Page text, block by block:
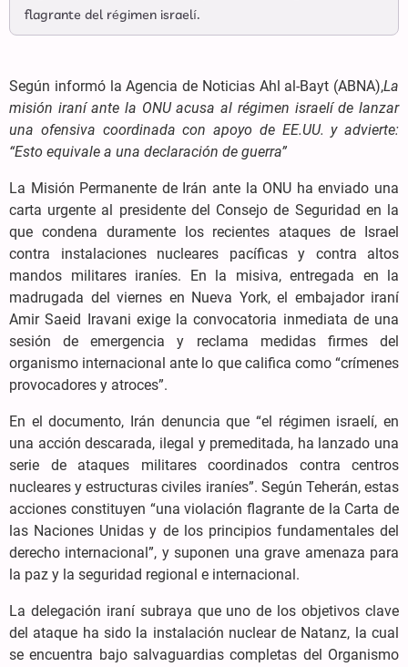
flagrante del régimen israelí.
Según informó la Agencia de Noticias Ahl al-Bayt (ABNA),La
misión iraní ante la ONU acusa al régimen israelí de lanzar
una ofensiva coordinada con apoyo de EE.UU. y advierte:
“Esto equivale a una declaración de guerra”
La Misión Permanente de Irán ante la ONU ha enviado una
carta urgente al presidente del Consejo de Seguridad en la
que condena duramente los recientes ataques de Israel
contra instalaciones nucleares pacíficas y contra altos
mandos militares iraníes. En la misiva, entregada en la
madrugada del viernes en Nueva York, el embajador iraní
Amir Saeid Iravani exige la convocatoria inmediata de una
sesión de emergencia y reclama medidas firmes del
organismo internacional ante lo que califica como “crímenes
provocadores y atroces”.
En el documento, Irán denuncia que “el régimen israelí, en
una acción descarada, ilegal y premeditada, ha lanzado una
serie de ataques militares coordinados contra centros
nucleares y estructuras civiles iraníes”. Según Teherán, estas
acciones constituyen “una violación flagrante de la Carta de
las Naciones Unidas y de los principios fundamentales del
derecho internacional”, y suponen una grave amenaza para
la paz y la seguridad regional e internacional.
La delegación iraní subraya que uno de los objetivos clave
del ataque ha sido la instalación nuclear de Natanz, la cual
se encuentra bajo salvaguardias completas del Organismo